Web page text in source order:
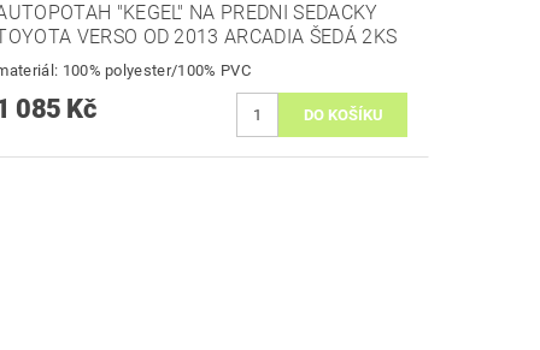
"KEGEL" NA PREDNI SEDACKY
VERSO OD 2013 ARCADIA ŠEDÁ 2KS
100% polyester/100% PVC
085 Kč